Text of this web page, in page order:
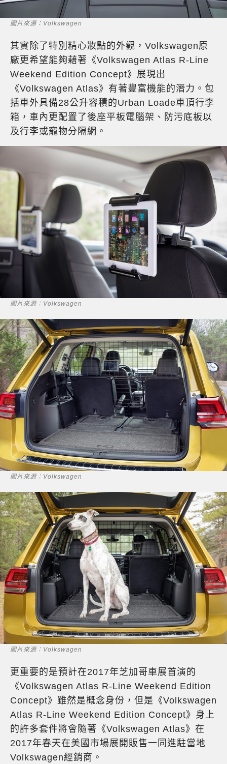
圖片來源：Volkswagen
其實除了特別精心妝點的外觀，Volkswagen原
廠更希望能夠藉著《Volkswagen Atlas R-Line
Weekend Edition Concept》展現出
《Volkswagen Atlas》有著豐富機能的潛力。包
括車外具備28公升容積的Urban Loade車頂行李
箱，車內更配置了後座平板電腦架、防污底板以
及行李或寵物分隔網。
圖片來源：Volkswagen
圖片來源：Volkswagen
圖片來源：Volkswagen
更重要的是預計在2017年芝加哥車展首演的
《Volkswagen Atlas R-Line Weekend Edition
Concept》雖然是概念身份，但是《Volkswagen
Atlas R-Line Weekend Edition Concept》身上
的許多套件將會隨著《Volkswagen Atlas》在
2017年春天在美國市場展開販售一同進駐當地
Volkswagen經銷商。